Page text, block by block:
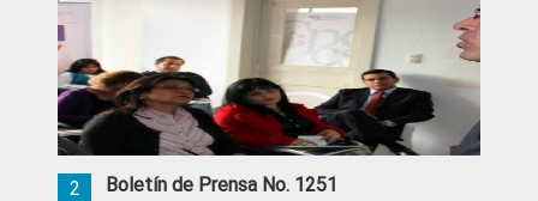
Boletín de Prensa No. 1251
2